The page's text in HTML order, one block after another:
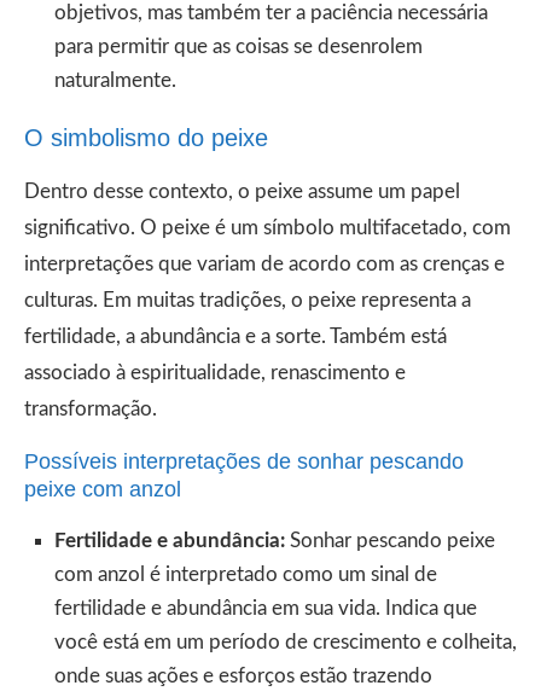
objetivos, mas também ter a paciência necessária
para permitir que as coisas se desenrolem
naturalmente.
O simbolismo do peixe
Dentro desse contexto, o peixe assume um papel
significativo. O peixe é um símbolo multifacetado, com
interpretações que variam de acordo com as crenças e
culturas. Em muitas tradições, o peixe representa a
fertilidade, a abundância e a sorte. Também está
associado à espiritualidade, renascimento e
transformação.
Possíveis interpretações de sonhar pescando
peixe com anzol
Fertilidade e abundância: Sonhar pescando peixe
com anzol é interpretado como um sinal de
fertilidade e abundância em sua vida. Indica que
você está em um período de crescimento e colheita,
onde suas ações e esforços estão trazendo